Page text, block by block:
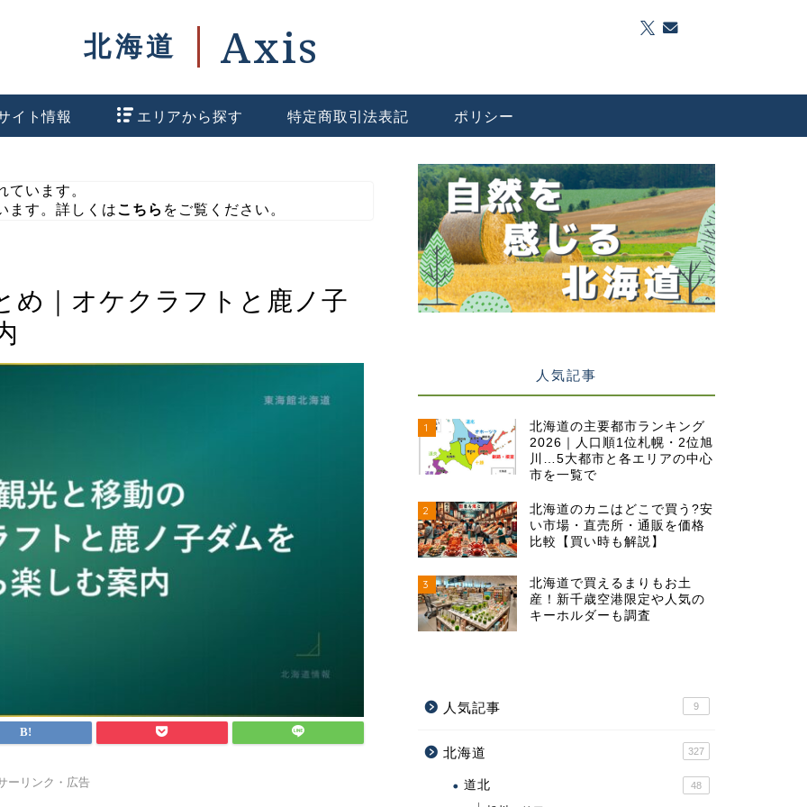
イト情報 エリアから探す 特定商取引法表記 ポリシー
います。
ます。詳しくはこちら をご覧ください。
め｜オケクラフトと鹿ノ子
ーリンク・広告
人気記事
1
北海道の主要都市ランキング
2026｜人口順1位札幌・2位旭
川…5大都市と各エリアの中心
市を一覧で
2
北海道のカニはどこで買う?安
い市場・直売所・通販を価格
比較【買い時も解説】
3
北海道で買えるまりもお土
産！新千歳空港限定や人気の
キーホルダーも調査
人気記事 9
北海道 327
道北 48